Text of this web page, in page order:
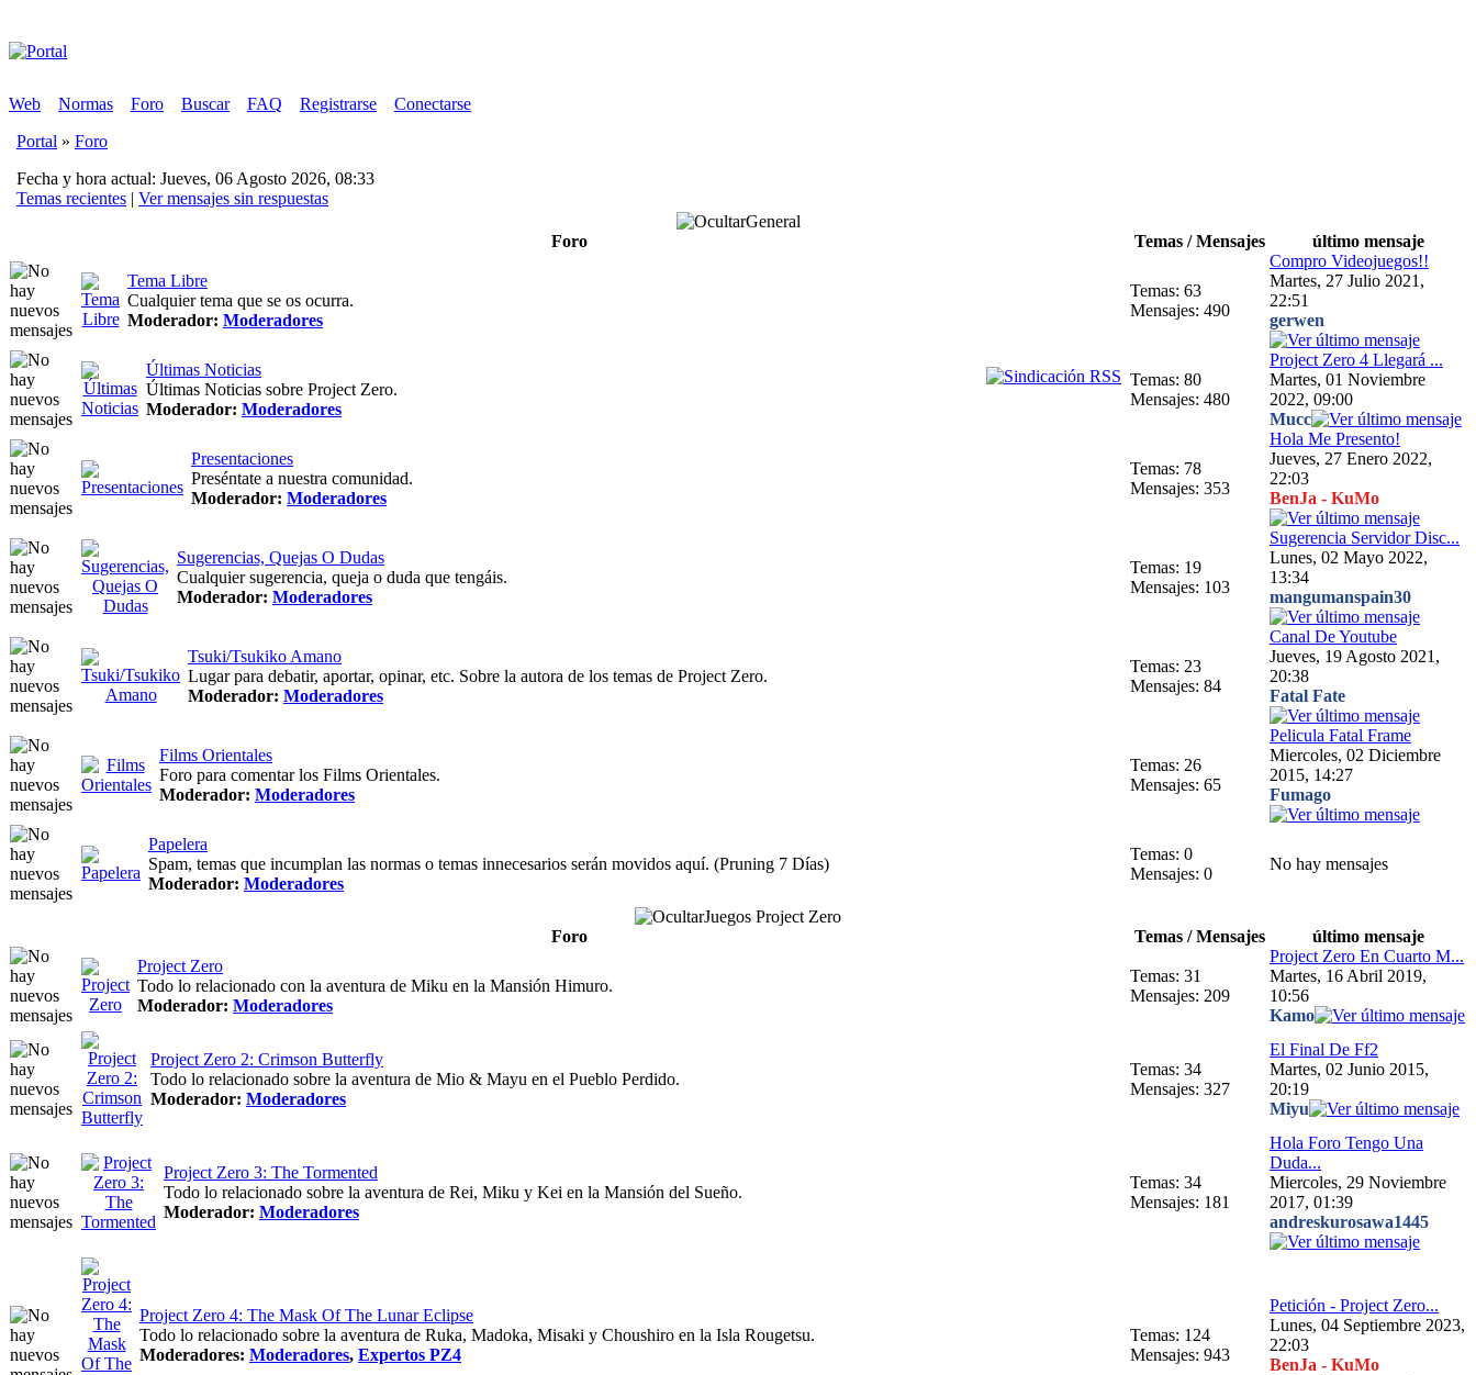
Web Normas Foro Buscar FAQ Registrarse
Conectarse
Portal » Foro
Fecha y hora actual: Jueves, 06 Agosto 2026, 08:33
Temas recientes | Ver mensajes sin respuestas
General
Foro
Temas / Mensajes último mensaje
Tema Libre
Cualquier tema que se os ocurra.
Moderador: Moderadores
Temas: 63
Mensajes: 490
Compro Videojuegos!!
Martes, 27 Julio 2021,
22:51
gerwen
Últimas Noticias
Últimas Noticias sobre Project Zero.
Moderador: Moderadores
Temas: 80
Mensajes: 480
Project Zero 4 Llegará ...
Martes, 01 Noviembre
2022, 09:00
Mucc
Presentaciones
Preséntate a nuestra comunidad.
Moderador: Moderadores
Temas: 78
Mensajes: 353
Hola Me Presento!
Jueves, 27 Enero 2022,
22:03
BenJa - KuMo
Sugerencias, Quejas O Dudas
Cualquier sugerencia, queja o duda que tengáis.
Moderador: Moderadores
Temas: 19
Mensajes: 103
Sugerencia Servidor Disc...
Lunes, 02 Mayo 2022,
13:34
mangumanspain30
Tsuki/Tsukiko Amano
Lugar para debatir, aportar, opinar, etc. Sobre la autora de los temas de Project Zero.
Moderador: Moderadores
Temas: 23
Mensajes: 84
Canal De Youtube
Jueves, 19 Agosto 2021,
20:38
Fatal Fate
Films Orientales
Foro para comentar los Films Orientales.
Moderador: Moderadores
Temas: 26
Mensajes: 65
Pelicula Fatal Frame
Miercoles, 02 Diciembre
2015, 14:27
Fumago
Papelera
Spam, temas que incumplan las normas o temas innecesarios serán movidos aquí. (Pruning 7 Días)
Moderador: Moderadores
Temas: 0
Mensajes: 0
No hay mensajes
Juegos Project Zero
Foro
Temas / Mensajes
último mensaje
Project Zero
Todo lo relacionado con la aventura de Miku en la Mansión Himuro.
Moderador: Moderadores
Temas: 31
Mensajes: 209
Project Zero En Cuarto M...
Martes, 16 Abril 2019,
10:56
Kamo
Project Zero 2: Crimson Butterfly
Todo lo relacionado sobre la aventura de Mio & Mayu en el Pueblo Perdido.
Moderador: Moderadores
Temas: 34
Mensajes: 327
El Final De Ff2
Martes, 02 Junio 2015,
20:19
Miyu
Project Zero 3: The Tormented
Todo lo relacionado sobre la aventura de Rei, Miku y Kei en la Mansión del Sueño.
Moderador: Moderadores
Temas: 34
Mensajes: 181
Hola Foro Tengo Una
Duda...
Miercoles, 29 Noviembre
2017, 01:39
andreskurosawa1445
Project Zero 4: The Mask Of The Lunar Eclipse
Todo lo relacionado sobre la aventura de Ruka, Madoka, Misaki y Choushiro en la Isla Rougetsu.
Moderadores: Moderadores, Expertos PZ4
Temas: 124
Mensajes: 943
Petición - Project Zero...
Lunes, 04 Septiembre 2023,
22:03
BenJa - KuMo